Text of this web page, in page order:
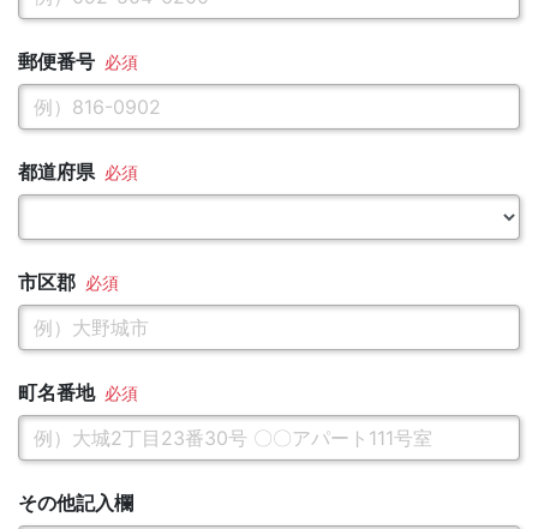
郵便番号
都道府県
市区郡
町名番地
その他記入欄